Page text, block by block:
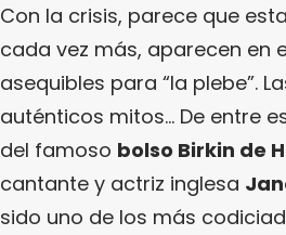
Con la crisis, parece que
cada vez más, aparecen en
asequibles para “la plebe”.
auténticos mitos… De entre
del famoso bolso Birkin de
cantante y actriz inglesa
sido uno de los más